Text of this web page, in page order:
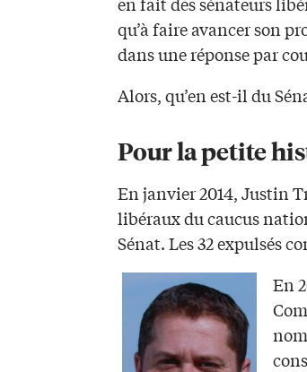
qu’à faire avancer son
dans une réponse par
Alors, qu’en est-il du
Pour la petite
En janvier 2014, Justin
libéraux du caucus
Sénat. Les 32 expulsés
En